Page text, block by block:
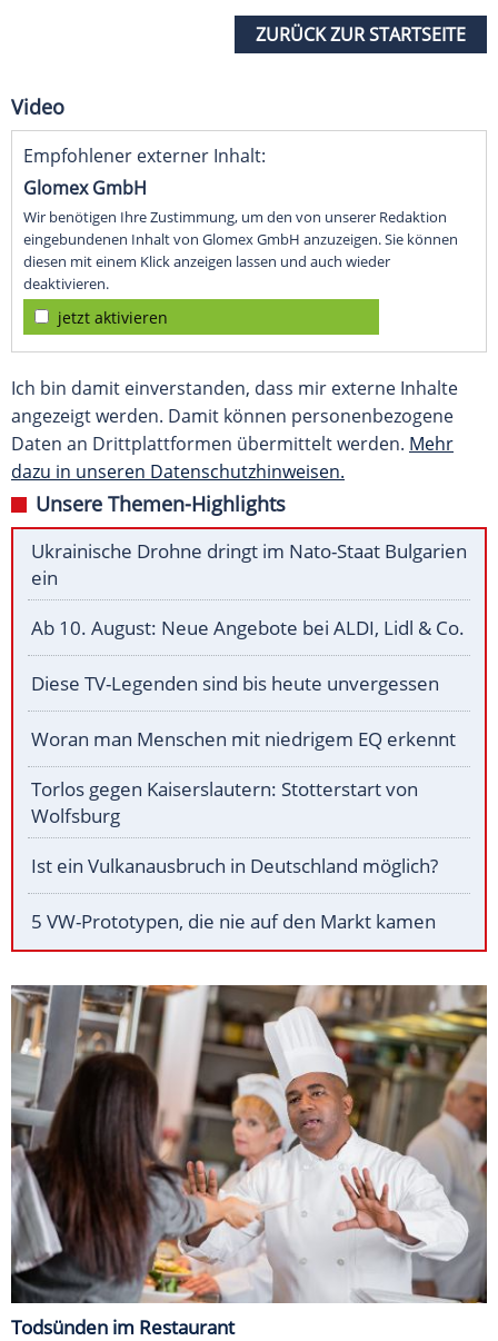
ZURÜCK ZUR STARTSEITE
Video
Empfohlener externer Inhalt:
Glomex GmbH
Wir benötigen Ihre Zustimmung, um den von unserer Redaktion
eingebundenen Inhalt von Glomex GmbH anzuzeigen. Sie können
diesen mit einem Klick anzeigen lassen und auch wieder
deaktivieren.
jetzt aktivieren
Ich bin damit einverstanden, dass mir externe Inhalte
angezeigt werden. Damit können personenbezogene
Daten an Drittplattformen übermittelt werden. Mehr
dazu in unseren Datenschutzhinweisen.
Unsere Themen-Highlights
Ukrainische Drohne dringt im Nato-Staat Bulgarien
ein
Ab 10. August: Neue Angebote bei ALDI, Lidl & Co.
Diese TV-Legenden sind bis heute unvergessen
Woran man Menschen mit niedrigem EQ erkennt
Torlos gegen Kaiserslautern: Stotterstart von
Wolfsburg
Ist ein Vulkanausbruch in Deutschland möglich?
5 VW-Prototypen, die nie auf den Markt kamen
Todsünden im Restaurant